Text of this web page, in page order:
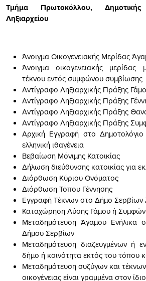
Τμήμα Πρωτοκόλλου,
Ληξιαρχείου
Άνοιγμα Οικογενειακής Μερίδας
Άνοιγμα οικογενειακής
τέκνου εντός συμφώνου συμβίωσης
Αντίγραφο Ληξιαρχικής Πράξης
Αντίγραφο Ληξιαρχικής Πράξης
Αντίγραφο Ληξιαρχικής Πράξης
Αντίγραφο Ληξιαρχικής Πράξης
Αρχική Εγγραφή στο
ελληνική ιθαγένεια
Βεβαίωση Μόνιμης Κατοικίας
Δήλωση διεύθυνσης κατοικίας για
Διόρθωση Κύριου Ονόματος
Διόρθωση Τόπου Γέννησης
Εγγραφή Τέκνων στο Δήμο Σερβίων
Καταχώρηση Λύσης Γάμου ή
Μεταδημότευση Άγαμου Ενήλικα
Δήμου Σερβίων
Μεταδημότευση διαζευγμένων ή
δήμο ή κοινότητα εκτός του τόπου
Μεταδημότευση συζύγων και
οικογένειας είναι γραμμένα στον